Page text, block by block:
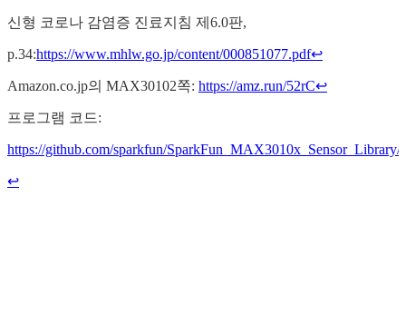
신형 코로나 감염증 진료지침 제6.0판,
p.34:https://www.mhlw.go.jp/content/000851077.pdf↩
Amazon.co.jp의 MAX30102쪽: https://amz.run/52rC↩
프로그램 코드:
https://github.com/sparkfun/SparkFun_MAX3010x_Sensor_Library/
↩